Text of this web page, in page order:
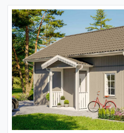
Allrummet går dessutom att göra
önskas.